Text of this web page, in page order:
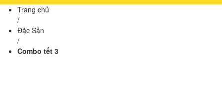
Trang chủ
/
Đặc Sản
/
Combo tết 3